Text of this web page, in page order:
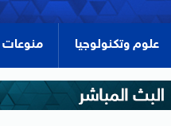
علوم وتكنولوجيا منوعات